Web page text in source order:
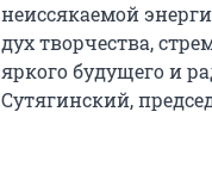
неиссякаемой
дух творчества,
яркого будущего и
Сутягинский,